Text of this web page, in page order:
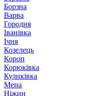
Борзна
Варва
Городня
Іванівка
Ічня
Козелець
Короп
Корюківка
Куликівка
Мена
Ніжин